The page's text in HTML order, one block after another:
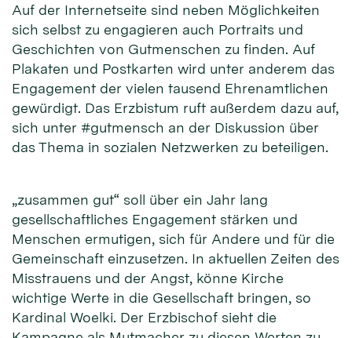
Auf der Internetseite sind neben Möglichkeiten
sich selbst zu engagieren auch Portraits und
Geschichten von Gutmenschen zu finden. Auf
Plakaten und Postkarten wird unter anderem das
Engagement der vielen tausend Ehrenamtlichen
gewürdigt. Das Erzbistum ruft außerdem dazu auf,
sich unter #gutmensch an der Diskussion über
das Thema in sozialen Netzwerken zu beteiligen.
„zusammen gut“ soll über ein Jahr lang
gesellschaftliches Engagement stärken und
Menschen ermutigen, sich für Andere und für die
Gemeinschaft einzusetzen. In aktuellen Zeiten des
Misstrauens und der Angst, könne Kirche
wichtige Werte in die Gesellschaft bringen, so
Kardinal Woelki. Der Erzbischof sieht die